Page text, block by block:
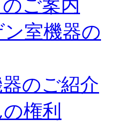
ご案内
室機器の
のご紹介
権利